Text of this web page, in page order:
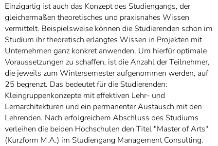
Einzigartig ist auch das Konzept des Studiengangs, der
gleichermaßen theoretisches und praxisnahes Wissen
vermittelt. Beispielsweise können die Studierenden schon im
Studium ihr theoretisch erlangtes Wissen in Projekten mit
Unternehmen ganz konkret anwenden. Um hierfür optimale
Voraussetzungen zu schaffen, ist die Anzahl der Teilnehmer,
die jeweils zum Wintersemester aufgenommen werden, auf
25 begrenzt. Das bedeutet für die Studierenden:
Kleingruppenkonzepte mit effektiven Lehr- und
Lernarchitekturen und ein permanenter Austausch mit den
Lehrenden. Nach erfolgreichem Abschluss des Studiums
verleihen die beiden Hochschulen den Titel "Master of Arts"
(Kurzform M.A.) im Studiengang Management Consulting.